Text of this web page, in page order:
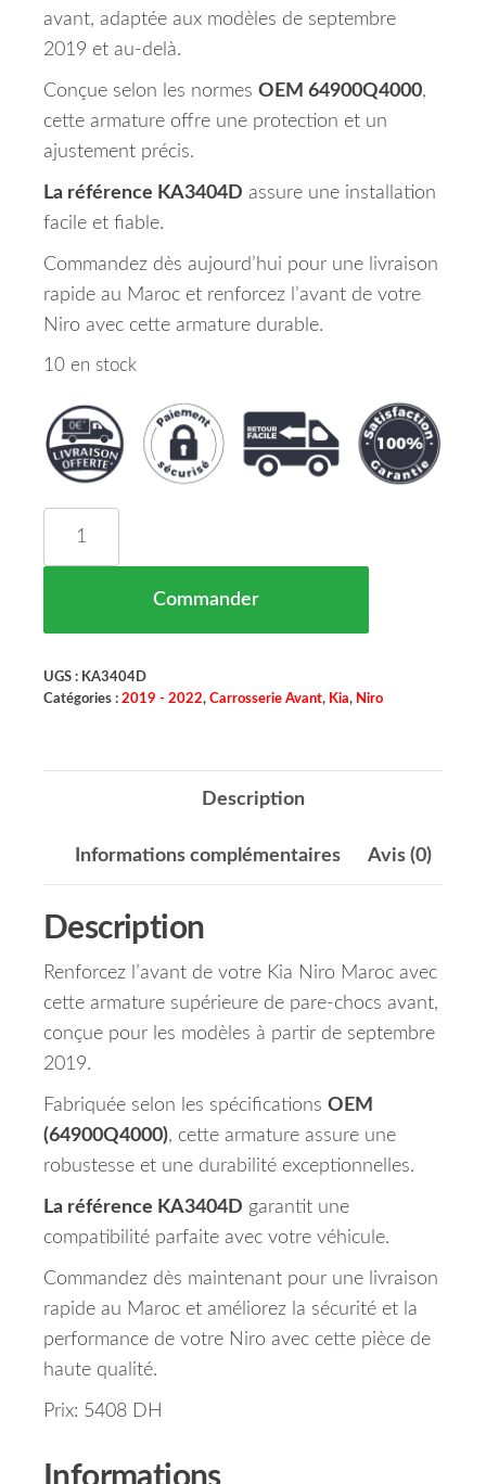
avant, adaptée aux modèles de septembre
2019 et au-delà.
Conçue selon les normes OEM 64900Q4000,
cette armature offre une protection et un
ajustement précis.
La référence KA3404D assure une installation
facile et fiable.
Commandez dès aujourd’hui pour une livraison
rapide au Maroc et renforcez l’avant de votre
Niro avec cette armature durable.
10 en stock
Commander
UGS : KA3404D
Catégories : 2019 - 2022, Carrosserie Avant, Kia, Niro
Description
Informations complémentaires Avis (0)
Description
Renforcez l’avant de votre Kia Niro Maroc avec
cette armature supérieure de pare-chocs avant,
conçue pour les modèles à partir de septembre
2019.
Fabriquée selon les spécifications OEM
(64900Q4000), cette armature assure une
robustesse et une durabilité exceptionnelles.
La référence KA3404D garantit une
compatibilité parfaite avec votre véhicule.
Commandez dès maintenant pour une livraison
rapide au Maroc et améliorez la sécurité et la
performance de votre Niro avec cette pièce de
haute qualité.
Prix: 5408 DH